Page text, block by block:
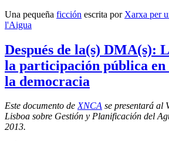
Una pequeña ficción escrita por Xarxa per
l'Aigua
Después de la(s) DMA(s):
la participación pública en
la democracia
Este documento deXNCA se presentará al
Lisboa sobre Gestión y Planificación del
2013.